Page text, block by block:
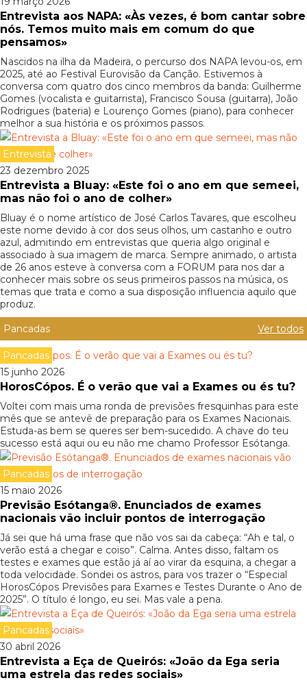
Entrevista aos NAPA: «Às vezes, é bom cantar sobre
nós. Temos muito mais em comum do que
pensamos»
Nascidos na ilha da Madeira, o percurso dos NAPA levou-os, em
2025, até ao Festival Eurovisão da Canção. Estivemos à
conversa com quatro dos cinco membros da banda: Guilherme
Gomes (vocalista e guitarrista), Francisco Sousa (guitarra), João
Rodrigues (bateria) e Lourenço Gomes (piano), para conhecer
melhor a sua história e os próximos passos.
Entrevista
23 dezembro 2025
Entrevista a Bluay: «Este foi o ano em que semeei,
mas não foi o ano de colher»
Bluay é o nome artístico de José Carlos Tavares, que escolheu
este nome devido à cor dos seus olhos, um castanho e outro
azul, admitindo em entrevistas que queria algo original e
associado à sua imagem de marca. Sempre animado, o artista
de 26 anos esteve à conversa com a FORUM para nos dar a
conhecer mais sobre os seus primeiros passos na música, os
temas que trata e como a sua disposição influencia aquilo que
produz.
Pancadas
Ver todos
Pancadas
15 junho 2026
HorosCópos. É o verão que vai a Exames ou és tu?
Voltei com mais uma ronda de previsões fresquinhas para este
mês que se antevê de preparação para os Exames Nacionais.
Estuda-as bem se queres ser bem-sucedido. A chave do teu
sucesso está aqui ou eu não me chamo Professor Esótanga.
Pancadas
15 maio 2026
Previsão Esótanga®. Enunciados de exames
nacionais vão incluir pontos de interrogação
Já sei que há uma frase que não vos sai da cabeça: “Ah e tal, o
verão está a chegar e coiso”. Calma. Antes disso, faltam os
testes e exames que estão já aí ao virar da esquina, a chegar a
toda velocidade. Sondei os astros, para vos trazer o “Especial
HorosCópos Previsões para Exames e Testes Durante o Ano de
2025”. O título é longo, eu sei. Mas vale a pena.
Pancadas
30 abril 2026
Entrevista a Eça de Queirós: «João da Ega seria
uma estrela das redes sociais»